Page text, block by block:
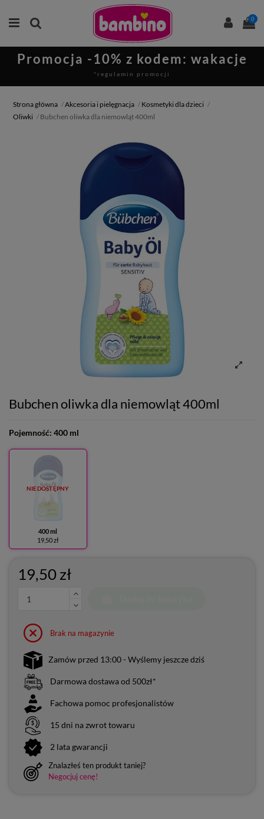
0
Promocja -10% z kodem: wakacje
*regulamin promocji
Strona główna Akcesoria i pielęgnacja
Kosmetyki dla dzieci
Oliwki
Bubchen oliwka dla niemowląt 400ml
Bubchen oliwka dla niemowląt 400ml
Pojemność: 400 ml
NIEDOSTĘPNY
400 ml
19,50 zł
19,50 zł
Brak na magazynie
Zamów przed 13:00 - Wyślemy jeszcze dziś
Darmowa dostawa od 500zł*
Fachowa pomoc profesjonalistów
15 dni na zwrot towaru
2 lata gwarancji
Znalazłeś ten produkt taniej?
Negocjuj cenę!